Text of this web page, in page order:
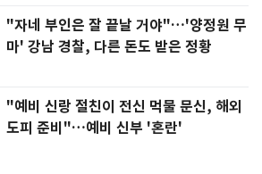
"자네 부인은 잘 끝날 거야"…'양정원 무
마' 강남 경찰, 다른 돈도 받은 정황
"예비 신랑 절친이 전신 먹물 문신, 해외
도피 준비"…예비 신부 '혼란'